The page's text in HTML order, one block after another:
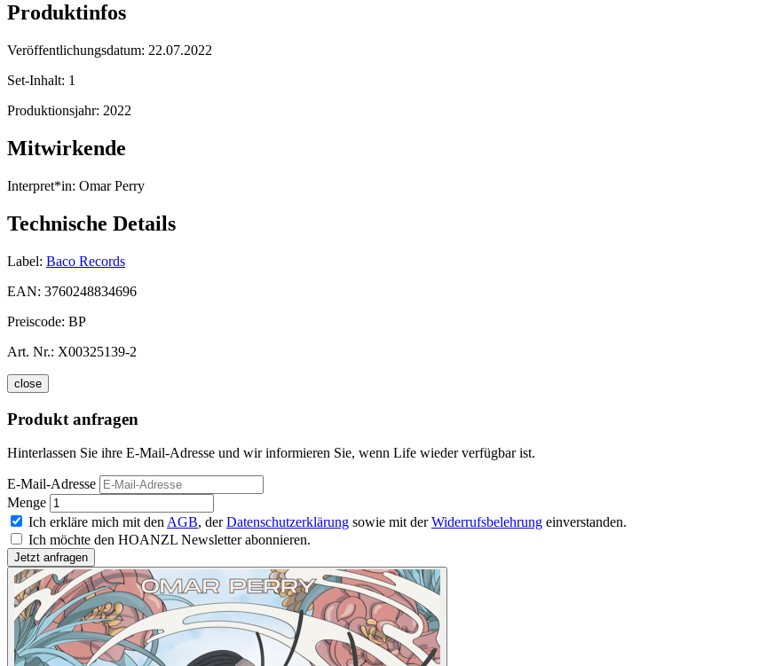
Produktinfos
Veröffentlichungsdatum: 22.07.2022
Set-Inhalt: 1
Produktionsjahr: 2022
Mitwirkende
Interpret*in: Omar Perry
Technische Details
Label: Baco Records
EAN: 3760248834696
Preiscode: BP
Art. Nr.: X00325139-2
close
Produkt anfragen
Hinterlassen Sie ihre E-Mail-Adresse und wir informieren Sie, wenn Life wieder verfügbar ist.
E-Mail-Adresse
Menge
Ich erkläre mich mit den AGB, derDatenschutzerklärung sowie mit derWiderrufsbelehrung einverstanden.
Ich möchte den HOANZL Newsletter abonnieren.